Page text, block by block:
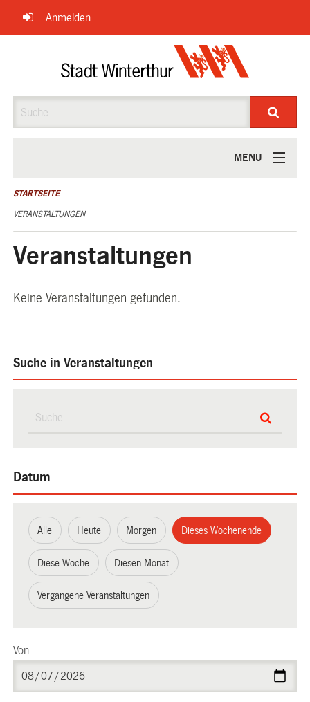
Navigation
überspringen
Anmelden
MENU
ÜBER UNS
STARTSEITE
VERANSTALTUNGEN
Veranstaltungen
Keine Veranstaltungen gefunden.
Suche in Veranstaltungen
Datum
Alle Heute Morgen Dieses Wochenende
Diese Woche Diesen Monat
Vergangene Veranstaltungen
Von